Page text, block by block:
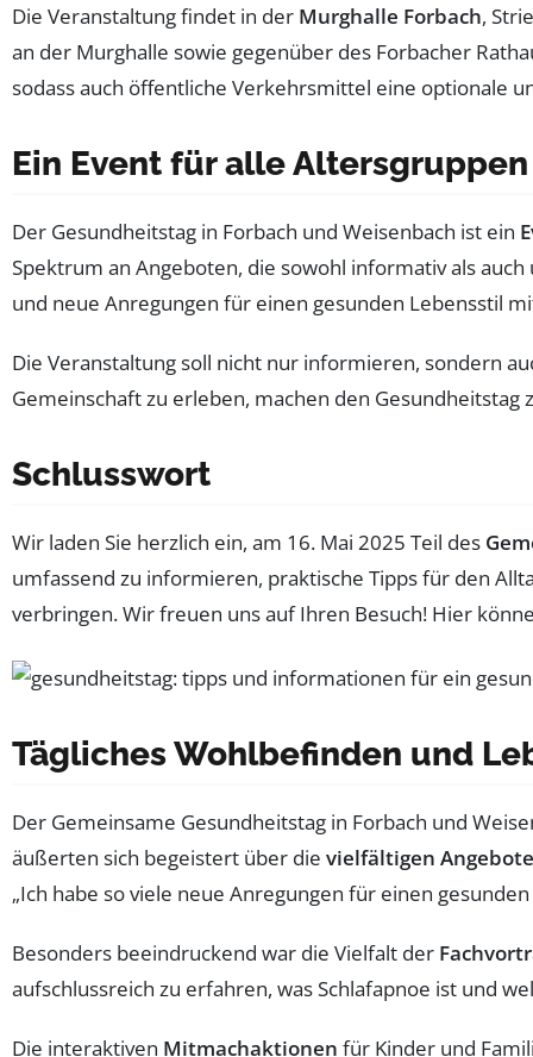
Die Veranstaltung findet in der Murghalle Forbach,
an der Murghalle sowie gegenüber des Forbacher
sodass auch öffentliche Verkehrsmittel eine optionale
Ein Event für alle Altersgruppen
Der Gesundheitstag in Forbach und Weisenbach ist ein
Spektrum an Angeboten, die sowohl informativ als
und neue Anregungen für einen gesunden Lebensstil
Die Veranstaltung soll nicht nur informieren, sondern
Gemeinschaft zu erleben, machen den Gesundheitstag
Schlusswort
Wir laden Sie herzlich ein, am 16. Mai 2025 Teil des
umfassend zu informieren, praktische Tipps für den
verbringen. Wir freuen uns auf Ihren Besuch! Hier
Tägliches Wohlbefinden und
Der Gemeinsame Gesundheitstag in Forbach und
äußerten sich begeistert über die vielfältigen Angebote
„Ich habe so viele neue Anregungen für einen
Besonders beeindruckend war die Vielfalt der
aufschlussreich zu erfahren, was Schlafapnoe ist und
Die interaktiven Mitmachaktionen für Kinder und